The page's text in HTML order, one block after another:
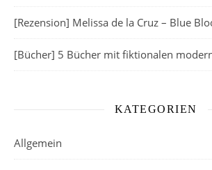
[Rezension] Melissa de la Cruz – Blue
[Bücher] 5 Bücher mit fiktionalen
KATEGORIEN
Allgemein